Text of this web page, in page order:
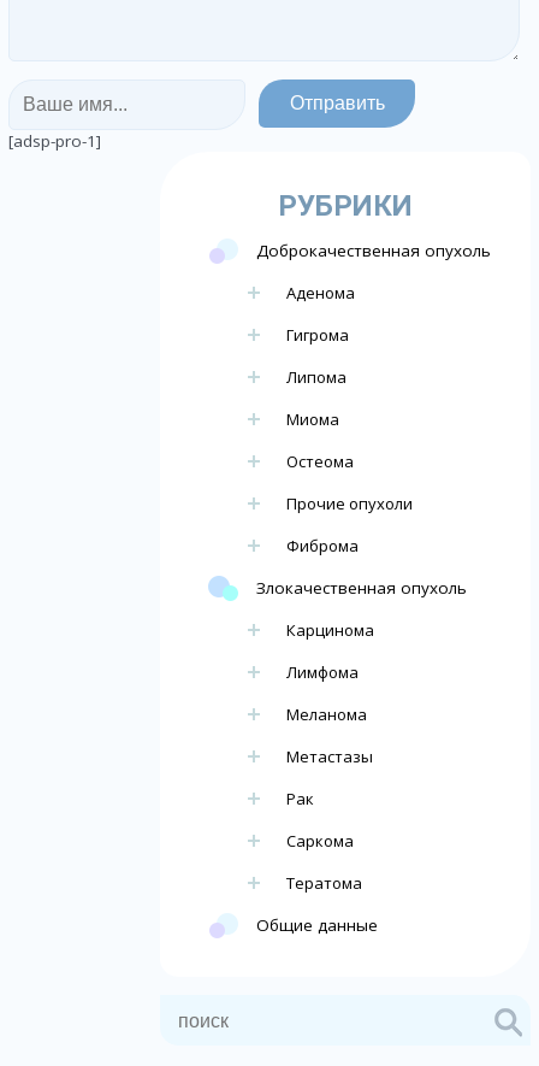
[adsp-pro-1]
РУБРИКИ
Доброкачественная опухоль
Аденома
Гигрома
Липома
Миома
Остеома
Прочие опухоли
Фиброма
Злокачественная опухоль
Карцинома
Лимфома
Меланома
Метастазы
Рак
Саркома
Тератома
Общие данные